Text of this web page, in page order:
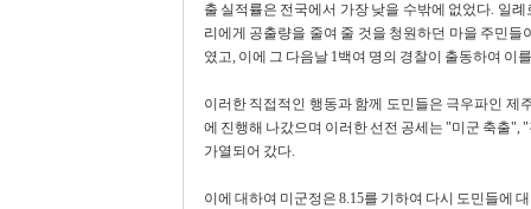
출 실적률은 전국에서 가장 낮을 수밖에 없었다. 일
리에게 공출량을 줄여 줄 것을 청원하던 마을 주민
였고, 이에 그 다음날 1백여 명의 경찰이 출동하여 이
이러한 직접적인 행동과 함께 도민들은 극우파인 제
에 진행해 나갔으며 이러한 선전 공세는 "미군 축출",
가열되어 갔다.
이에 대하여 미군정은 8.15를 기하여 다시 도민들에